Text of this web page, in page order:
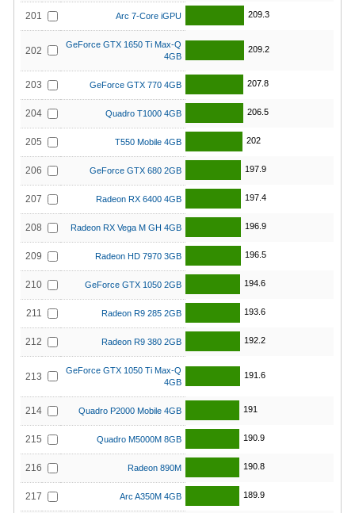
201 Arc 7-Core iGPU 209.3
202
GeForce GTX 1650 Ti Max-Q
4GB
209.2
203 GeForce GTX 770 4GB 207.8
204 Quadro T1000 4GB 206.5
205 T550 Mobile 4GB 202
206 GeForce GTX 680 2GB 197.9
207 Radeon RX 6400 4GB 197.4
208 Radeon RX Vega M GH 4GB 196.9
209 Radeon HD 7970 3GB 196.5
210 GeForce GTX 1050 2GB 194.6
211 Radeon R9 285 2GB 193.6
212 Radeon R9 380 2GB 192.2
213
GeForce GTX 1050 Ti Max-Q
4GB
191.6
214 Quadro P2000 Mobile 4GB 191
215 Quadro M5000M 8GB 190.9
216 Radeon 890M 190.8
217 Arc A350M 4GB 189.9